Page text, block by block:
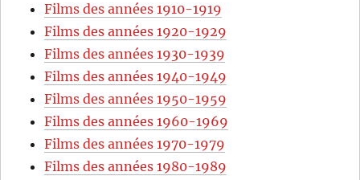
Films des années 1910-1919
Films des années 1920-1929
Films des années 1930-1939
Films des années 1940-1949
Films des années 1950-1959
Films des années 1960-1969
Films des années 1970-1979
Films des années 1980-1989